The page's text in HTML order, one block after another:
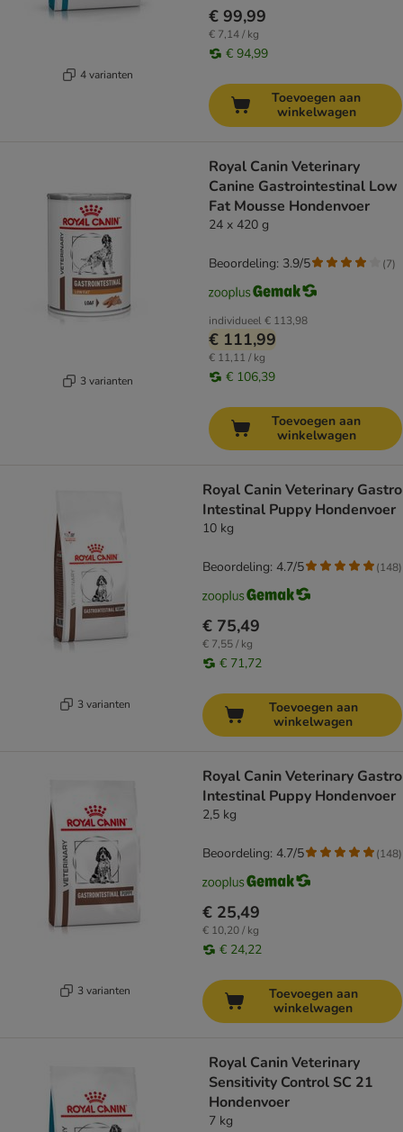
4 varianten
€ 99,99
€ 7,14 / kg
€ 94,99
Toevoegen aan
winkelwagen
3 varianten
Royal Canin Veterinary
Canine Gastrointestinal Low
Fat Mousse Hondenvoer
24 x 420 g
individueel€ 113,98
€ 111,99
€ 11,11 / kg
€ 106,39
Beoordeling: 3.9/5 (7)
Toevoegen aan
winkelwagen
3 varianten
Royal Canin Veterinary Gastro
Intestinal Puppy Hondenvoer
10 kg
€ 75,49
€ 7,55 / kg
€ 71,72
Beoordeling: 4.7/5 (148)
Toevoegen aan
winkelwagen
3 varianten
Royal Canin Veterinary Gastro
Intestinal Puppy Hondenvoer
2,5 kg
€ 25,49
€ 10,20 / kg
€ 24,22
Beoordeling: 4.7/5 (148)
Toevoegen aan
winkelwagen
Royal Canin Veterinary
Sensitivity Control SC 21
Hondenvoer
7 kg